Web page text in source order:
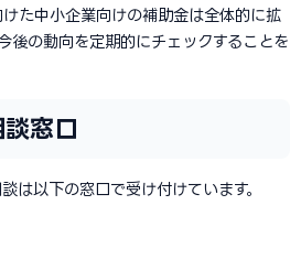
た中小企業向けの補助金は全体的に拡
後の動向を定期的にチェックすることを
窓口
は以下の窓口で受け付けています。